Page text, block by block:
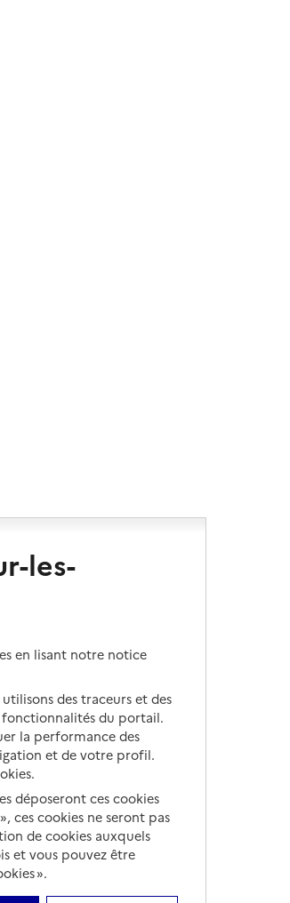
les-
en lisant notre notice
des traceurs et des
fonctionnalités du portail.
la performance des
et de votre profil.
déposeront ces cookies
ces cookies ne seront pas
de cookies auxquels
et vous pouvez être
».